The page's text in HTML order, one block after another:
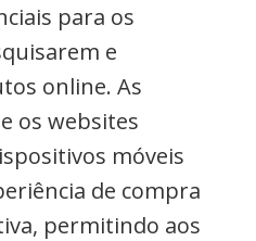
para os
e
online. As
os websites
móveis
de compra
permitindo aos